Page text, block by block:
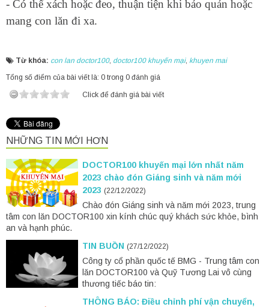
- Có thể xách hoặc đeo, thuận tiện khi bảo quản hoặc
mang con lăn đi xa.
Từ khóa: con lan doctor100, doctor100 khuyến mại, khuyen mai
Tổng số điểm của bài viết là: 0 trong 0 đánh giá
Click để đánh giá bài viết
NHỮNG TIN MỚI HƠN
DOCTOR100 khuyến mại lớn nhất năm
2023 chào đón Giáng sinh và năm mới
2023 (22/12/2022)
Chào đón Giáng sinh và năm mới 2023, trung
tâm con lăn DOCTOR100 xin kính chúc quý khách sức khỏe, bình
an và hạnh phúc.
TIN BUỒN (27/12/2022)
Công ty cổ phần quốc tế BMG - Trung tâm con
lăn DOCTOR100 và Quỹ Tương Lai vô cùng
thương tiếc báo tin:
THÔNG BÁO: Điều chỉnh phí vận chuyển,